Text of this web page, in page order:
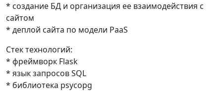
* создание БД и организация ее взаимодействия с
сайтом
* деплой сайта по модели PaaS
Стек технологий:
* фреймворк Flask
* язык запросов SQL
* библиотека psycopg